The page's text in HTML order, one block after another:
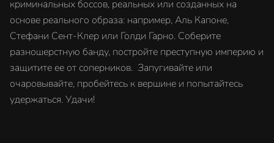
криминальных боссов, реальных или созданных на
основе реального образа: например, Аль Капоне,
Стефани Сент-Клер или Голди Гарно. Соберите
разношерстную банду, постройте преступную империю и
защитите ее от соперников. Запугивайте или
очаровывайте, пробейтесь к вершине и попытайтесь
удержаться. Удачи!